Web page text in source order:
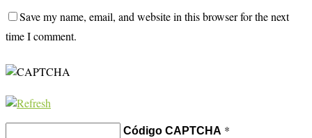
Save my name, email, and website in this browser for the next
time I comment.
Código CAPTCHA *